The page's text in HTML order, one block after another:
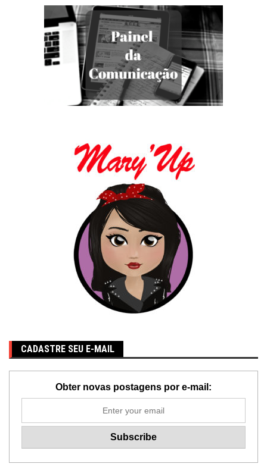
CADASTRE SEU E-MAIL
Obter novas postagens por e-mail: